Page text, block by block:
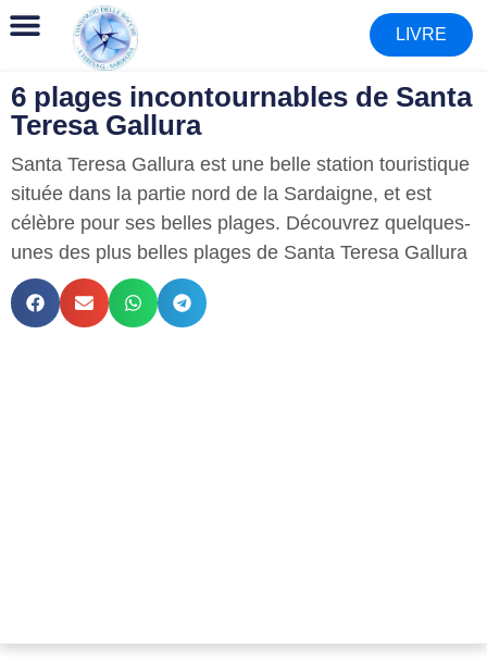
LIVRE
6 plages incontournables de Santa
Teresa Gallura
Santa Teresa Gallura est une belle station touristique
située dans la partie nord de la Sardaigne, et est
célèbre pour ses belles plages. Découvrez quelques-
unes des plus belles plages de Santa Teresa Gallura